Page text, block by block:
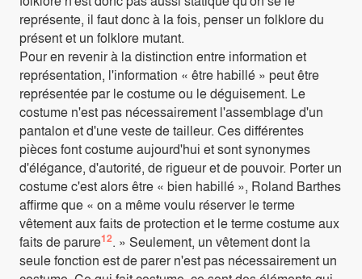
représente, il faut donc à la fois, penser un folklore du
présent et un folklore mutant.
Pour en revenir à la distinction entre information et
représentation, l'information « être habillé » peut être
représentée par le costume ou le déguisement. Le
costume n'est pas nécessairement l'assemblage d'un
pantalon et d'une veste de tailleur. Ces différentes
pièces font costume aujourd'hui et sont synonymes
d'élégance, d'autorité, de rigueur et de pouvoir. Porter un
costume c'est alors être « bien habillé », Roland Barthes
affirme que « on a même voulu réserver le terme
vêtement aux faits de protection et le terme costume aux
faits de parure12. » Seulement, un vêtement dont la
seule fonction est de parer n'est pas nécessairement un